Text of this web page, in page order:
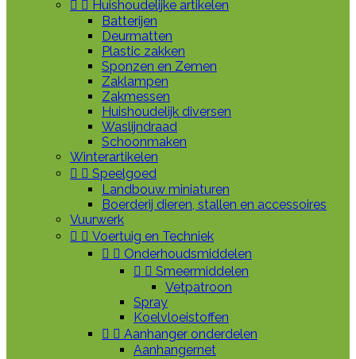
  Huishoudelijke artikelen
Batterijen
Deurmatten
Plastic zakken
Sponzen en Zemen
Zaklampen
Zakmessen
Huishoudelijk diversen
Waslijndraad
Schoonmaken
Winterartikelen
  Speelgoed
Landbouw miniaturen
Boerderij dieren, stallen en accessoires
Vuurwerk
  Voertuig en Techniek
  Onderhoudsmiddelen
  Smeermiddelen
Vetpatroon
Spray
Koelvloeistoffen
  Aanhanger onderdelen
Aanhangernet